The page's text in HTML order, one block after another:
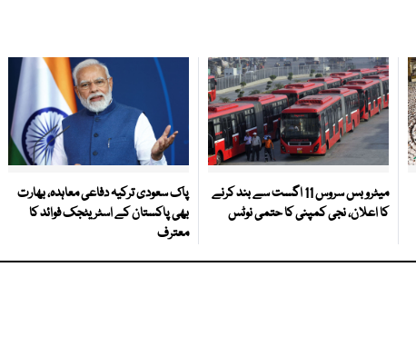
میٹرو بس سروس 11 اگست سے بند کرنے
کا اعلان، نجی کمپنی کا حتمی نوٹس
پاک سعودی ترکیہ دفاعی معاہدہ، بھارت
بھی پاکستان کے اسٹریٹجک فوائد کا
معترف